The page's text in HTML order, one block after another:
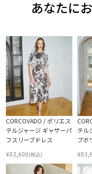
あなたに
CORCOVADO / ポリエス
テルジャージ ギャザーパ
フスリーブドレス
¥83,600(税込)
テル
ブボ
¥